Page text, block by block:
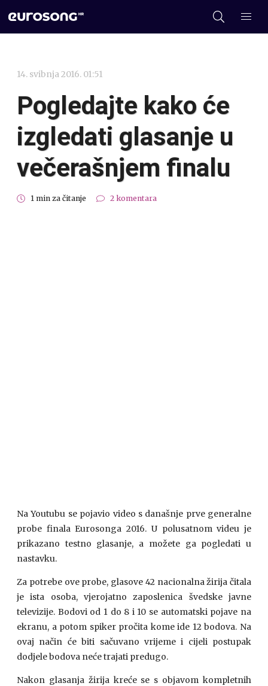
14. svibnja 2016. 01:51
Pogledajte kako će
izgledati glasanje u
večerašnjem finalu
1 min za čitanje 2 komentara
Na Youtubu se pojavio video s današnje prve generalne
probe finala Eurosonga 2016. U polusatnom videu je
prikazano testno glasanje, a možete ga pogledati u
nastavku.
Za potrebe ove probe, glasove 42 nacionalna žirija čitala
je ista osoba, vjerojatno zaposlenica švedske javne
televizije. Bodovi od 1 do 8 i 10 se automatski pojave na
ekranu, a potom spiker pročita kome ide 12 bodova. Na
ovaj način će biti sačuvano vrijeme i cijeli postupak
dodjele bodova neće trajati predugo.
Nakon glasanja žirija kreće se s objavom kompletnih